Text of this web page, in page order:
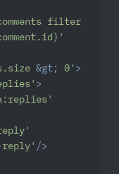
filter
&gt; 0' >
>
reply' />